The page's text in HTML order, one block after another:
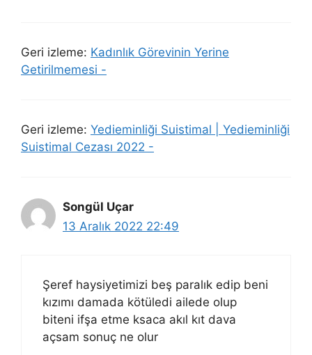
Geri izleme: Kadınlık Görevinin Yerine
Getirilmemesi -
Geri izleme: Yedieminliği Suistimal | Yedieminliği
Suistimal Cezası 2022 -
Songül Uçar
13 Aralık 2022 22:49
Şeref haysiyetimizi beş paralık edip beni
kızımı damada kötüledi ailede olup
biteni ifşa etme ksaca akıl kıt dava
açsam sonuç ne olur